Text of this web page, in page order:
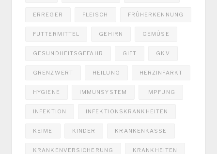
ERREGER FLEISCH FRÜHERKENNUNG
FUTTERMITTEL GEHIRN GEMÜSE
GESUNDHEITSGEFAHR GIFT GKV
GRENZWERT HEILUNG HERZINFARKT
HYGIENE IMMUNSYSTEM IMPFUNG
INFEKTION INFEKTIONSKRANKHEITEN
KEIME KINDER KRANKENKASSE
KRANKENVERSICHERUNG KRANKHEITEN